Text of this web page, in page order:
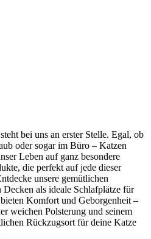
bei uns an erster Stelle. Egal, ob
oder sogar im Büro – Katzen
Leben auf ganz besondere
die perfekt auf jede dieser
unsere gemütlichen
als ideale Schlafplätze für
Komfort und Geborgenheit –
weichen Polsterung und seinem
Rückzugsort für deine Katze